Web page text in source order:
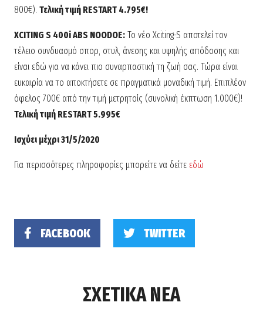
800€). Τελική τιμή RESTART 4.795€!
XCITING S 400i ABS NOODOE: Το νέο Xciting-S αποτελεί τον
τέλειο συνδυασμό σπορ, στυλ, άνεσης και υψηλής απόδοσης και
είναι εδώ για να κάνει πιο συναρπαστική τη ζωή σας. Τώρα είναι
ευκαιρία να το αποκτήσετε σε πραγματικά μοναδική τιμή. Επιπλέον
όφελος 700€ από την τιμή μετρητοίς (συνολική έκπτωση 1.000€)!
Τελική τιμή RESTART 5.995€
Ισχύει μέχρι 31/5/2020
Για περισσότερες πληροφορίες μπορείτε να δείτε εδώ
FACEBOOK TWITTER
ΣΧΕΤΙΚΑ ΝΕΑ